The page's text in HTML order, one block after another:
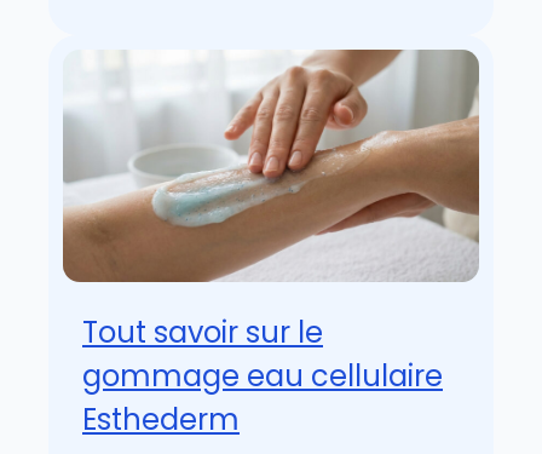
Tout savoir sur le
gommage eau cellulaire
Esthederm